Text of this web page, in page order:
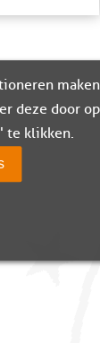
maken
deze door op
te klikken.